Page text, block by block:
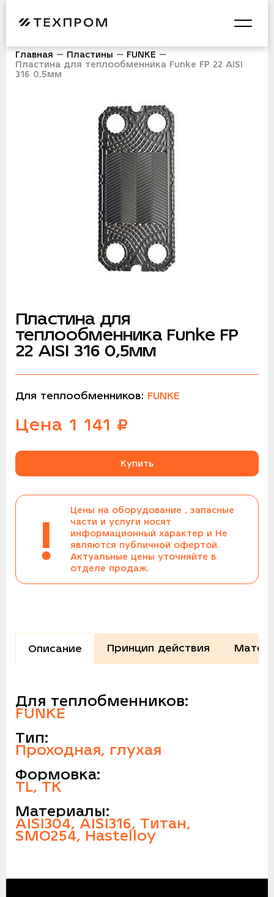
Главная Пластины
FUNKE
Пластина для теплообменника Funke FP 22 AISI
316 0,5мм
Пластина для
теплообменника Funke FP
22 AISI 316 0,5мм
Для теплообменников: FUNKE
Цена 1 141 ₽
Купить
!
Цены на оборудование , запасные
части и услуги носят
информационный характер и Не
являются публичной офертой.
Актуальные цены уточняйте в
отделе продаж.
Описание Принцип действия
Для теплобменников:
FUNKE
Тип:
Проходная, глухая
Формовка:
TL, TK
Материалы:
AISI304, AISI316, Титан,
SMO254, Hastelloy